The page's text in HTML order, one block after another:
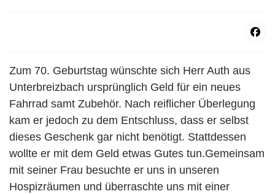
Zum 70. Geburtstag wünschte sich Herr Auth aus
Unterbreizbach ursprünglich Geld für ein neues
Fahrrad samt Zubehör. Nach reiflicher Überlegung
kam er jedoch zu dem Entschluss, dass er selbst
dieses Geschenk gar nicht benötigt. Stattdessen
wollte er mit dem Geld etwas Gutes tun.Gemeinsam
mit seiner Frau besuchte er uns in unseren
Hospizräumen und überraschte uns mit einer